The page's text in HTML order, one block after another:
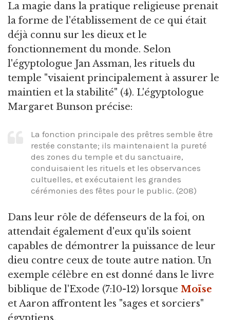
La magie dans la pratique religieuse prenait
la forme de l'établissement de ce qui était
déjà connu sur les dieux et le
fonctionnement du monde. Selon
l'égyptologue Jan Assman, les rituels du
temple "visaient principalement à assurer le
maintien et la stabilité" (4). L'égyptologue
Margaret Bunson précise:
La fonction principale des prêtres semble être
restée constante; ils maintenaient la pureté
des zones du temple et du sanctuaire,
conduisaient les rituels et les observances
cultuelles, et exécutaient les grandes
cérémonies des fêtes pour le public. (208)
Dans leur rôle de défenseurs de la foi, on
attendait également d'eux qu'ils soient
capables de démontrer la puissance de leur
dieu contre ceux de toute autre nation. Un
exemple célèbre en est donné dans le livre
biblique de l'Exode (7:10-12) lorsque Moïse
et Aaron affrontent les "sages et sorciers"